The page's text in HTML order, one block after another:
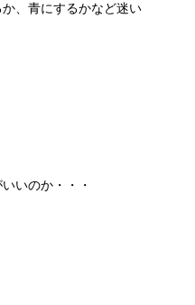
、青にするかなど迷い
いのか・・・